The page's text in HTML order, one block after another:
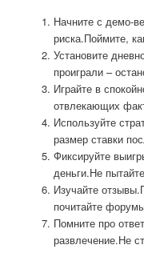
Начните с демо-
риска.Поймите,
Установите
проиграли –
Играйте в
отвлекающих
Используйте
размер ставки
Фиксируйте
деньги.Не
Изучайте
почитайте
Помните про
развлечение.Не